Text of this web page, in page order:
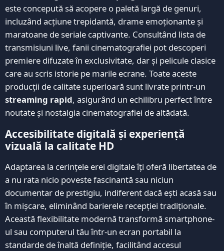
este concepută să acopere o paletă largă de genuri,
incluzând acțiune trepidantă, drame emoționante și
maratoane de seriale captivante. Consultând lista de
transmisiuni live, fanii cinematografiei pot descoperi
premiere difuzate în exclusivitate, dar și pelicule clasice
care au scris istorie pe marile ecrane. Toate aceste
producții de calitate superioară sunt livrate printr-un
streaming rapid, asigurând un echilibru perfect între
noutate și nostalgia cinematografiei de altădată.
Accesibilitate digitală și experiență
vizuală la calitate HD
Adaptarea la cerințele erei digitale îți oferă libertatea de
a nu rata nicio poveste fascinantă sau niciun
documentar de prestigiu, indiferent dacă ești acasă sau
în mișcare, eliminând barierele recepției tradiționale.
Această flexibilitate modernă transformă smartphone-
ul sau computerul tău într-un ecran portabil la
standarde de înaltă definiție, facilitând accesul